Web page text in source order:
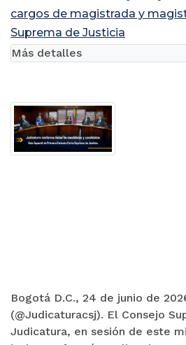
cargos de magistrada y
Suprema de Justicia
Bogotá D.C., 24 de junio de
(@Judicaturacsj). El Consejo
Judicatura, en sesión de este
Más detalles